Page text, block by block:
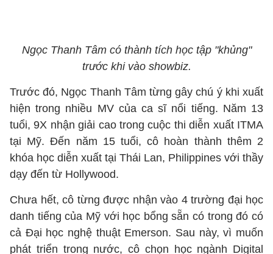
Ngọc Thanh Tâm có thành tích học tập "khủng"
trước khi vào showbiz.
Trước đó, Ngọc Thanh Tâm từng gây chú ý khi xuất
hiện trong nhiều MV của ca sĩ nổi tiếng. Năm 13
tuổi, 9X nhận giải cao trong cuộc thi diễn xuất ITMA
tại Mỹ. Đến năm 15 tuổi, cô hoàn thành thêm 2
khóa học diễn xuất tại Thái Lan, Philippines với thầy
dạy đến từ Hollywood.
Chưa hết, cô từng được nhận vào 4 trường đại học
danh tiếng của Mỹ với học bổng sẵn có trong đó có
cả Đại học nghệ thuật Emerson. Sau này, vì muốn
phát triển trong nước, cô chọn học ngành Digital